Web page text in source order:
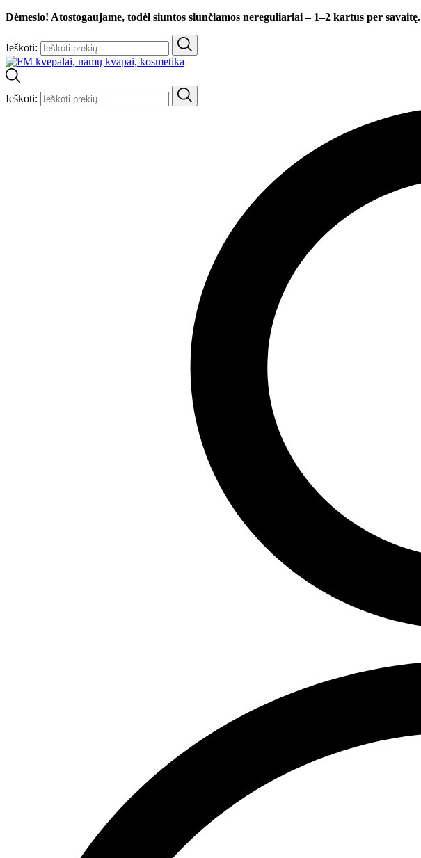
Dėmesio! Atostogaujame, todėl siuntos siunčiamos nereguliariai – 1–2 kartus per savaitę.
Ieškoti:
Ieškoti: